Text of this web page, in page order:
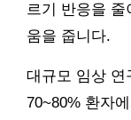
르기 반응을
움을 줍니다.
대규모 임상 연
70~80% 환자